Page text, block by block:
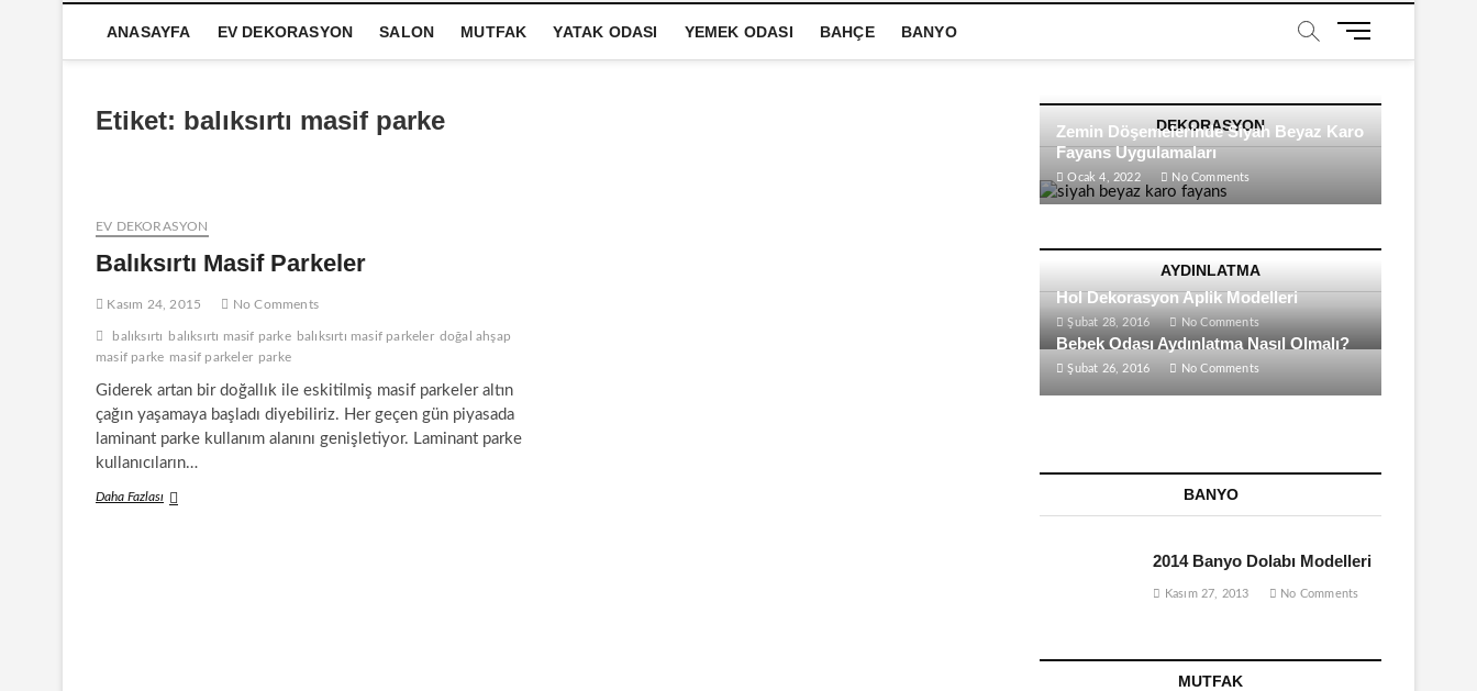
ANASAYFA EV DEKORASYON SALON MUTFAK YATAK ODASI YEMEK ODASI BAHÇE BANYO
M
u
B
u
n
Etiket: balıksırtı masif parke
EV DEKORASYON
Balıksırtı Masif Parkeler
Kasım 24, 2015 No Comments
balıksırtı balıksırtı masif parke balıksırtı masif parkeler doğal ahşap
masif parke masif parkeler parke
Giderek artan bir doğallık ile eskitilmiş masif parkeler altın
çağın yaşamaya başladı diyebiliriz. Her geçen gün piyasada
laminant parke kullanım alanını genişletiyor. Laminant parke
kullanıcıların…
Daha FazlasıBalıksırtı
DEKORASYON
Zemin Döşemelerinde Siyah Beyaz Karo
Fayans Uygulamaları
Ocak 4, 2022 No Comments
AYDINLATMA
Hol Dekorasyon Aplik Modelleri
Şubat 28, 2016 No Comments
Bebek Odası Aydınlatma Nasıl Olmalı?
Şubat 26, 2016 No Comments
BANYO
2014 Banyo Dolabı Modelleri
Kasım 27, 2013 No Comments
MUTFAK